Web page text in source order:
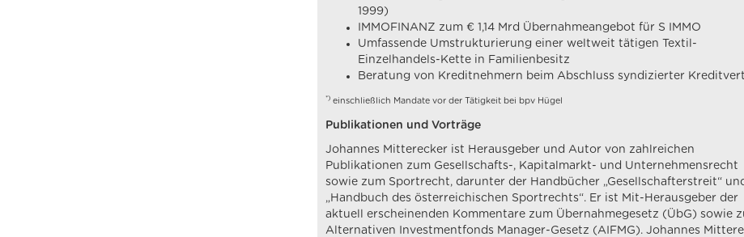
1999)
IMMOFINANZ zum € 1,14 Mrd Übernahmeangebot für S IMMO
Umfassende Umstrukturierung einer weltweit tätigen Textil-
Einzelhandels-Kette in Familienbesitz
Beratung von Kreditnehmern beim Abschluss syndizierter
*) einschließlich Mandate vor der Tätigkeit bei bpv Hügel
Publikationen und Vorträge
Johannes Mitterecker ist Herausgeber und Autor von zahlreichen
Publikationen zum Gesellschafts-, Kapitalmarkt- und Unternehmensrecht
sowie zum Sportrecht, darunter der Handbücher „Gesellschafterstreit“
„Handbuch des österreichischen Sportrechts“. Er ist Mit-Herausgeber der
aktuell erscheinenden Kommentare zum Übernahmegesetz (ÜbG) sowie
Alternativen Investmentfonds Manager-Gesetz (AIFMG). Johannes